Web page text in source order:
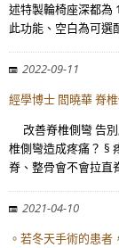
述特製輪椅座深都為
此功能、空白為可選
2022-09-11
經學博士 閻曉華 脊
改善脊椎側彎 告別
椎側彎造成疼痛？ §
脊、整骨會不會拉直
2021-04-10
。若冬天手術的患